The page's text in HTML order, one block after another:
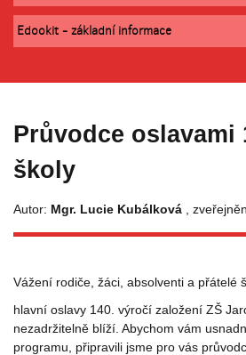
Edookit - základní informace
Průvodce oslavami
školy
Autor: Mgr. Lucie Kubálková ,
Vážení rodiče, žáci, absolventi a přátelé
hlavní oslavy 140. výročí založení ZŠ
nezadržitelně blíží. Abychom vám
programu, připravili jsme pro vás